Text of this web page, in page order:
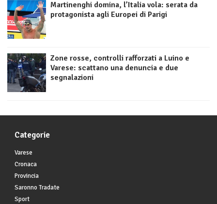
Martinenghi domina, l’Italia vola: serata da
protagonista agli Europei di Parigi
Zone rosse, controlli rafforzati a Luino e
Varese: scattano una denuncia e due
segnalazioni
Categorie
Varese
Cronaca
Provincia
Saronno Tradate
Sport